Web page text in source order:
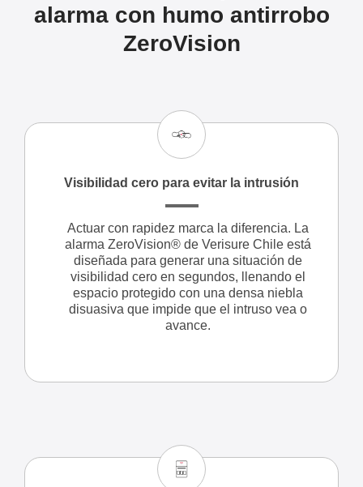
alarma con humo antirrobo
ZeroVision
Visibilidad cero para evitar la intrusión
Actuar con rapidez marca la diferencia. La
alarma ZeroVision® de Verisure Chile está
diseñada para generar una situación de
visibilidad cero en segundos, llenando el
espacio protegido con una densa niebla
disuasiva que impide que el intruso vea o
avance.